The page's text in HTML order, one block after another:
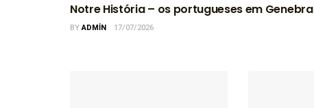
Notre História – os portugueses em Genebra
BYADMIN 17/07/2026